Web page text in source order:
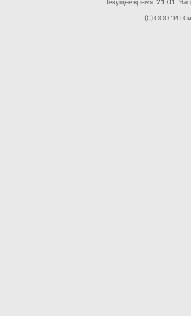
Текущее время: 21:01.
(C) ООО "ИТ